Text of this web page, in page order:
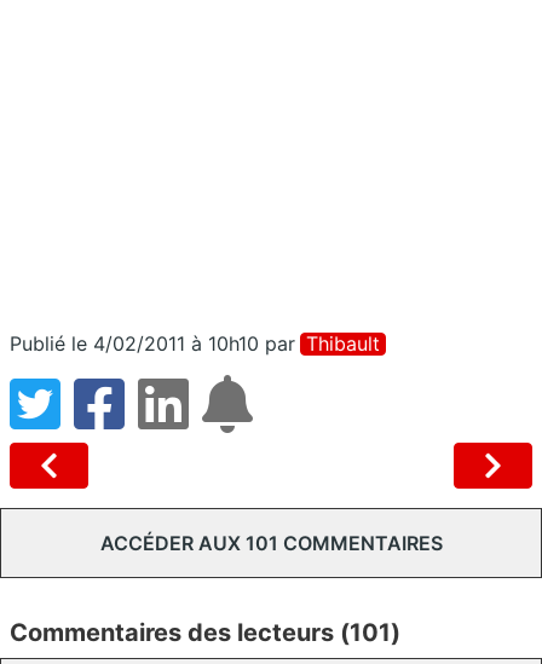
Publié le 4/02/2011 à 10h10 par Thibault
ACCÉDER AUX 101 COMMENTAIRES
Commentaires des lecteurs (101)